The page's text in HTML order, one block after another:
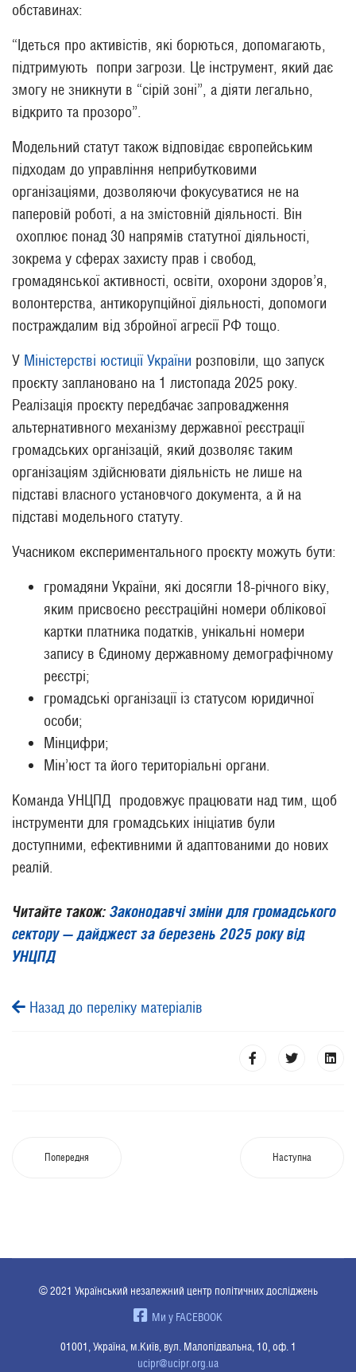
обставинах:
“Ідеться про активістів, які борються, допомагають,
підтримують попри загрози. Це інструмент, який дає
змогу не зникнути в “сірій зоні”, а діяти легально,
відкрито та прозоро”.
Модельний статут також відповідає європейським
підходам до управління неприбутковими
організаціями, дозволяючи фокусуватися не на
паперовій роботі, а на змістовній діяльності. Він
охоплює понад 30 напрямів статутної діяльності,
зокрема у сферах захисту прав і свобод,
громадянської активності, освіти, охорони здоров’я,
волонтерства, антикорупційної діяльності, допомоги
постраждалим від збройної агресії РФ тощо.
У Міністерстві юстиції України розповіли, що запуск
проєкту заплановано на 1 листопада 2025 року.
Реалізація проєкту передбачає запровадження
альтернативного механізму державної реєстрації
громадських організацій, який дозволяє таким
організаціям здійснювати діяльність не лише на
підставі власного установчого документа, а й на
підставі модельного статуту.
Учасником експериментального проєкту можуть бути:
громадяни України, які досягли 18-річного віку,
яким присвоєно реєстраційні номери облікової
картки платника податків, унікальні номери
запису в Єдиному державному демографічному
реєстрі;
громадські організації із статусом юридичної
особи;
Мінцифри;
Мін’юст та його територіальні органи.
Команда УНЦПД продовжує працювати над тим, щоб
інструменти для громадських ініціатив були
доступними, ефективними й адаптованими до нових
реалій.
Читайте також: Законодавчі зміни для громадського
сектору — дайджест за березень 2025 року від
УНЦПД
Назад до переліку матеріалів
Попередня Наступна
© 2021 Український незалежний центр політичних досліджень
Ми у FACEBOOK
01001, Україна, м.Київ, вул. Малопідвальна, 10, оф. 1
ucipr@ucipr.org.ua